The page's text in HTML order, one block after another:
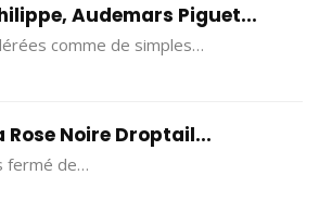
Audemars Piguet...
comme de simples…
Rose Noire Droptail...
fermé de…